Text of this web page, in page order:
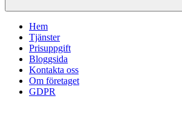
Hem
Tjänster
Prisuppgift
Bloggsida
Kontakta oss
Om företaget
GDPR